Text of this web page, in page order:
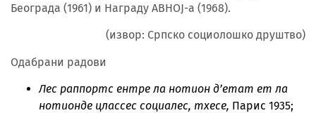
Београда (1961) и Награду АВНОЈ-а (1968).
(извор: Српско социолошко друштво)
Одабрани радови
Лес раппортс ентре ла нотион д’етат ет ла
нотионде цлассес социалес, тхесе, Парис 1935;